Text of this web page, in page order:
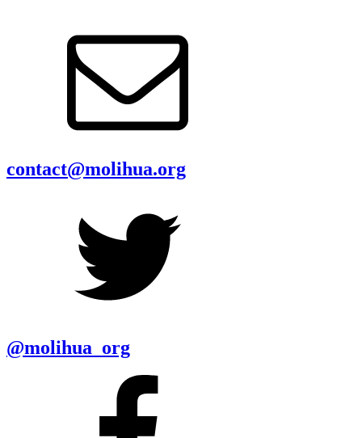
contact@molihua.org
@molihua_org